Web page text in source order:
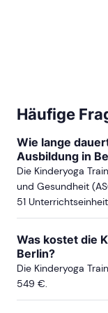
Häufige
Wie lange
Ausbildung in
Die Kinderyoga
und Gesundheit
51
Was kostet die
Berlin?
Die Kinderyoga
549 €.